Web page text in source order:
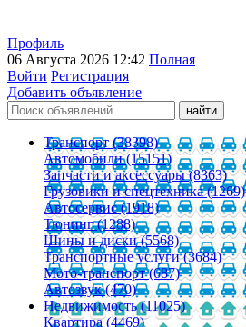
Профиль
06 Августа 2026 12:42 Полная
Войти Регистрация
Добавить объявление
Транспорт (38398)
Автомобили (15151)
Запчасти и аксессуары (8363)
Грузовики и спецтехника (1269)
Автосервис (1918)
Тюнинг (1288)
Шины и диски (5568)
Транспортные услуги (3684)
Мото-транспорт (687)
Автозвук (470)
Недвижимость (11025)
Квартира (4469)